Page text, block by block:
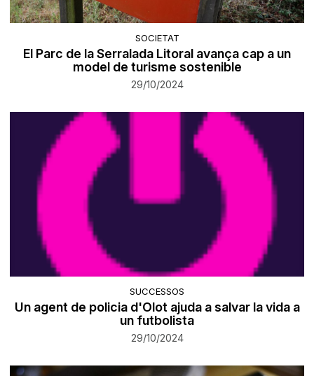
SOCIETAT
El Parc de la Serralada Litoral avança cap a un
model de turisme sostenible
29/10/2024
SUCCESSOS
Un agent de policia d'Olot ajuda a salvar la vida a
un futbolista
29/10/2024